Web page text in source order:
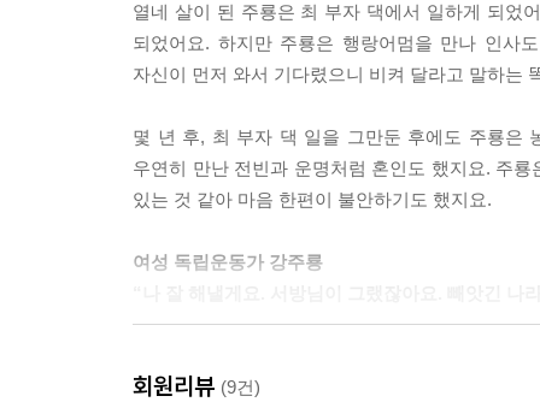
주룡은 평원고무공장 모집 공고를 보았으니 기왕
는 기대감에 가족들이 떠올랐다. 주룡은 집을 떠
“모집 공고를 보고 왔습니다.”
의 남자가 자리에 앉아 있었다.
“여공 모집 공고를 보고 왔습니다.”
“경험은 있나?”
“경험은 없지만 신체는 건강합니다. 열심히 하겠습
열네 살이 된 주룡은 최 부자 댁에서 일하게 되었
되었어요. 하지만 주룡은 행랑어멈을 만나 인사
자신이 먼저 와서 기다렸으니 비켜 달라고 말하는
몇 년 후, 최 부자 댁 일을 그만둔 후에도 주룡은
우연히 만난 전빈과 운명처럼 혼인도 했지요. 주
있는 것 같아 마음 한편이 불안하기도 했지요.
여성 독립운동가 강주룡
주룡은 남편과 함께 대한통의부 독립군 부대에서
회원리뷰 (9건)